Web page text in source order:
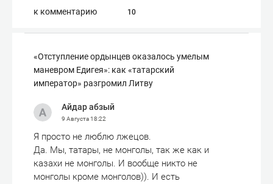
к комментарию 10
«Отступле­ние ордынцев оказалось умелым
маневром Едигея»: как «татарский
император» разгромил Литву
Айдар абзый
9 Августа18:22
Я просто не люблю лжецов.
Да. Мы, татары, не монголы, так же как и
казахи не монголы. И вообще никто не
монголы кроме монголов)). И есть